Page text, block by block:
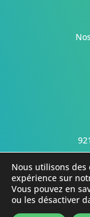
© 2021 . Tous
Nous utilisons
expérience sur
Vous pouvez en
ou les désactiver